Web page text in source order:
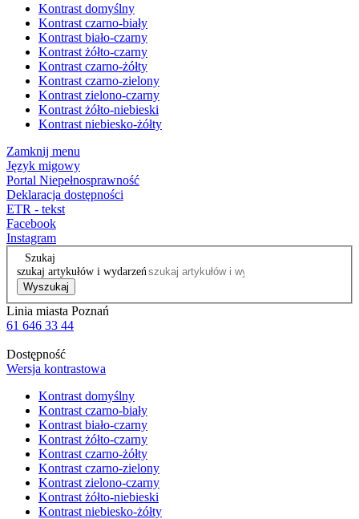
Kontrast domyślny
Kontrast czarno-biały
Kontrast biało-czarny
Kontrast żółto-czarny
Kontrast czarno-żółty
Kontrast czarno-zielony
Kontrast zielono-czarny
Kontrast żółto-niebieski
Kontrast niebiesko-żółty
Zamknij menu
Język migowy
Portal Niepełnosprawność
Deklaracja dostępności
ETR - tekst
Facebook
Instagram
Szukaj
szukaj artykułów i wydarzeń
Wyszukaj
Linia miasta Poznań
61 646 33 44
Dostępność
Wersja kontrastowa
Kontrast domyślny
Kontrast czarno-biały
Kontrast biało-czarny
Kontrast żółto-czarny
Kontrast czarno-żółty
Kontrast czarno-zielony
Kontrast zielono-czarny
Kontrast żółto-niebieski
Kontrast niebiesko-żółty